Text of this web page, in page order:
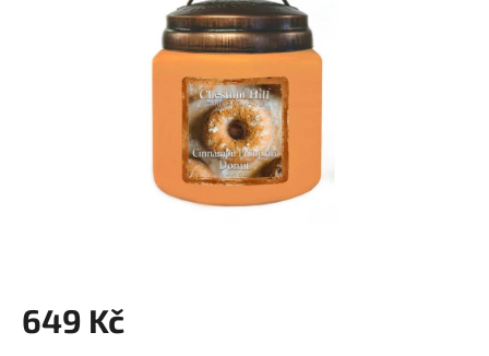
649 Kč